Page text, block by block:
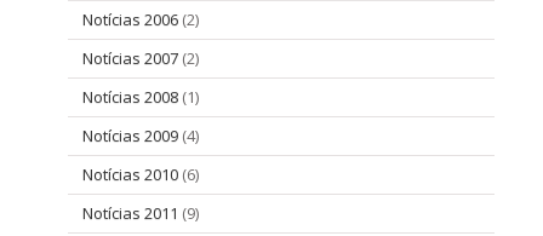
Notícias 2006 (2)
Notícias 2007 (2)
Notícias 2008 (1)
Notícias 2009 (4)
Notícias 2010 (6)
Notícias 2011 (9)